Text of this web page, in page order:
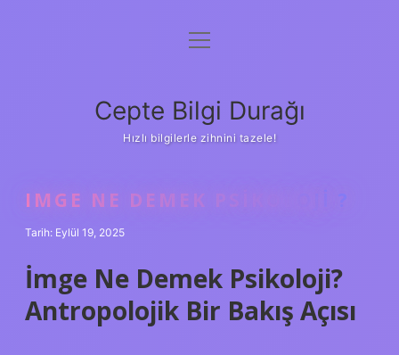
Anasayfa
Yasal Uyarı
menüyü
Cepte Bilgi Durağı
Hızlı bilgilerle zihnini tazele!
IMGE NE DEMEK PSIKOLOJI ?
Tarih: Eylül 19, 2025
İmge Ne Demek Psikoloji?
Antropolojik Bir Bakış Açısı